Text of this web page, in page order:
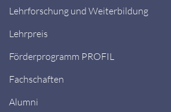
Lehrforschung und Weiterbildung
Lehrpreis
Förderprogramm PROFIL
Fachschaften
Alumni